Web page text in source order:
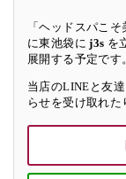
「ヘッドスパこ
に東池袋にj3s を
展開する予定です
当店のLINEと友
らせを受け取れた